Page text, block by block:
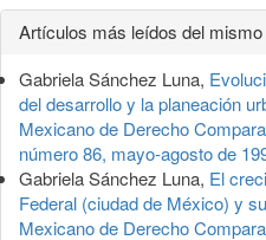
Detalles
del
artículo
Artículos más leídos del mismo
Gabriela Sánchez Luna,
del desarrollo y la planeación
Mexicano de Derecho
número 86, mayo-agosto de
Gabriela Sánchez Luna, El
Federal (ciudad de México) y
Mexicano de Derecho